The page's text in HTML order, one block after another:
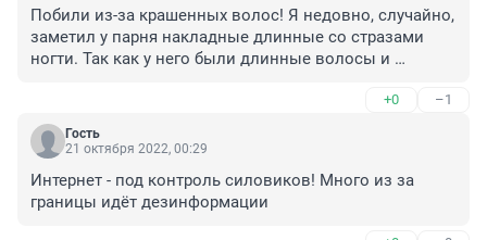
Побили из-за крашенных волос! Я недовно, случайно,
заметил у парня накладные длинные со стразами
ногти. Так как у него были длинные волосы и
потом, когда оно стало разговаривать, это оказался
парень. Блин, что твориться? По моему парень
должен быть парнем, а девочка-девочкой. А сейчас
удивлюсь, что эти оно "парни" с крашенными
волосами и накладными ногтями писают сидя.
+0 –1
Гость
21 октября 2022, 00:29
Интернет - под контроль силовиков! Много из за
границы идёт дезинформации